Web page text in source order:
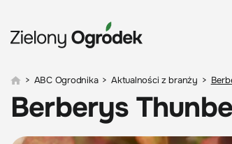
> ABC Ogrodnika > Aktualności z branży >
Berberys